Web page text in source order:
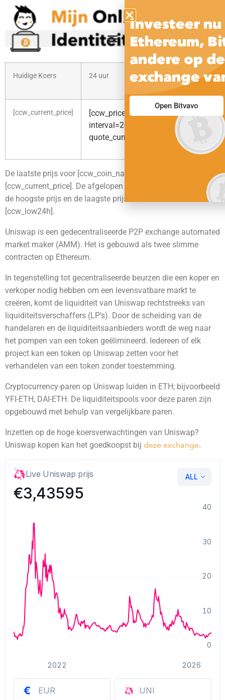
Huidige Koers 24 uur 30
[ccw_current_price]
[ccw_price_change_percentage
interval=24h
quote_currency=usd raw=1]
De laatste prijs voor [ccw_coin_name] staat momenteel op
[ccw_current_price]. De afgelopen 24 uur was [ccw_high24h]
de hoogste prijs en de laagste prijs binnen 24 uur was
[ccw_low24h].
Uniswap is een gedecentraliseerde P2P exchange automated
market maker (AMM). Het is gebouwd als twee slimme
contracten op Ethereum.
In tegenstelling tot gecentraliseerde beurzen die een koper en
verkoper nodig hebben om een levensvatbare markt te
creëren, komt de liquiditeit van Uniswap rechtstreeks van
liquiditeitsverschaffers (LP’s). Door de scheiding van de
handelaren en de liquiditeitsaanbieders wordt de weg naar
het pompen van een token geëlimineerd. Iedereen of elk
project kan een token op Uniswap zetten voor het
verhandelen van een token zonder toestemming.
Cryptocurrency-paren op Uniswap luiden in ETH; bijvoorbeeld
YFI-ETH, DAI-ETH. De liquiditeitspools voor deze paren zijn
opgebouwd met behulp van vergelijkbare paren.
Inzetten op de hoge koersverwachtingen van Uniswap?
Uniswap kopen kan het goedkoopst bij deze exchange.
Investeer
Ethereum,
andere op
exchange
Open Bitvavo